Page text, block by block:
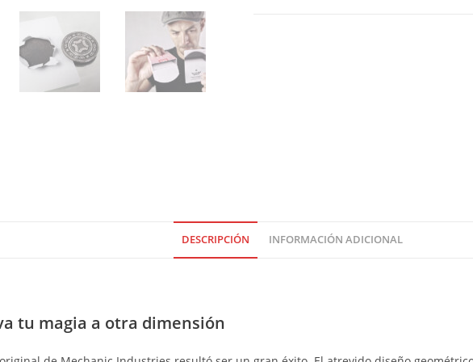
DESCRIPCIÓN INFORMACIÓN ADICIONAL
tu magia a otra dimensión